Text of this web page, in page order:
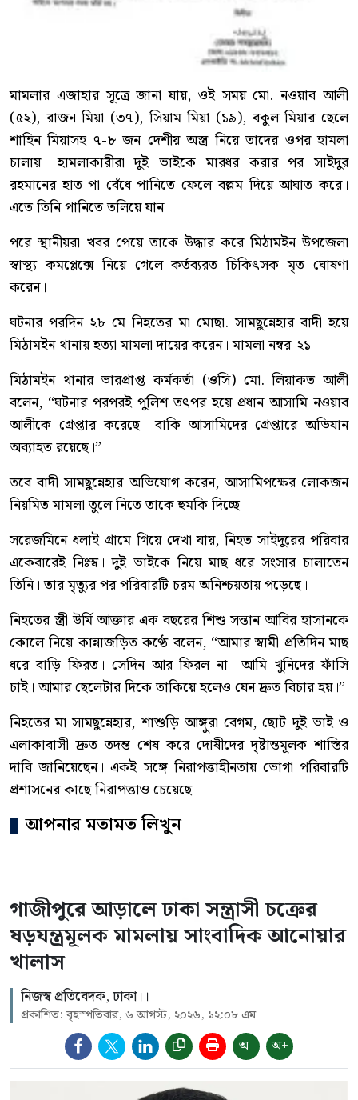
মামলার এজাহার সূত্রে জানা যায়, ওই সময় মো. নওয়াব আলী
(৫২), রাজন মিয়া (৩৭), সিয়াম মিয়া (১৯), বকুল মিয়ার ছেলে
শাহিন মিয়াসহ ৭-৮ জন দেশীয় অস্ত্র নিয়ে তাদের ওপর হামলা
চালায়। হামলাকারীরা দুই ভাইকে মারধর করার পর সাইদুর
রহমানের হাত-পা বেঁধে পানিতে ফেলে বল্লম দিয়ে আঘাত করে।
এতে তিনি পানিতে তলিয়ে যান।
পরে স্থানীয়রা খবর পেয়ে তাকে উদ্ধার করে মিঠামইন উপজেলা
স্বাস্থ্য কমপ্লেক্সে নিয়ে গেলে কর্তব্যরত চিকিৎসক মৃত ঘোষণা
করেন।
ঘটনার পরদিন ২৮ মে নিহতের মা মোছা. সামছুন্নেহার বাদী হয়ে
মিঠামইন থানায় হত্যা মামলা দায়ের করেন। মামলা নম্বর-২১।
মিঠামইন থানার ভারপ্রাপ্ত কর্মকর্তা (ওসি) মো. লিয়াকত আলী
বলেন, “ঘটনার পরপরই পুলিশ তৎপর হয়ে প্রধান আসামি নওয়াব
আলীকে গ্রেপ্তার করেছে। বাকি আসামিদের গ্রেপ্তারে অভিযান
অব্যাহত রয়েছে।”
তবে বাদী সামছুন্নেহার অভিযোগ করেন, আসামিপক্ষের লোকজন
নিয়মিত মামলা তুলে নিতে তাকে হুমকি দিচ্ছে।
সরেজমিনে ধলাই গ্রামে গিয়ে দেখা যায়, নিহত সাইদুরের পরিবার
একেবারেই নিঃস্ব। দুই ভাইকে নিয়ে মাছ ধরে সংসার চালাতেন
তিনি। তার মৃত্যুর পর পরিবারটি চরম অনিশ্চয়তায় পড়েছে।
নিহতের স্ত্রী উর্মি আক্তার এক বছরের শিশু সন্তান আবির হাসানকে
কোলে নিয়ে কান্নাজড়িত কণ্ঠে বলেন, “আমার স্বামী প্রতিদিন মাছ
ধরে বাড়ি ফিরত। সেদিন আর ফিরল না। আমি খুনিদের ফাঁসি
চাই। আমার ছেলেটার দিকে তাকিয়ে হলেও যেন দ্রুত বিচার হয়।”
নিহতের মা সামছুন্নেহার, শাশুড়ি আঙ্গুরা বেগম, ছোট দুই ভাই ও
এলাকাবাসী দ্রুত তদন্ত শেষ করে দোষীদের দৃষ্টান্তমূলক শাস্তির
দাবি জানিয়েছেন। একই সঙ্গে নিরাপত্তাহীনতায় ভোগা পরিবারটি
প্রশাসনের কাছে নিরাপত্তাও চেয়েছে।
আপনার মতামত লিখুন
গাজীপুরে আড়ালে ঢাকা সন্ত্রাসী চক্রের
ষড়যন্ত্রমূলক মামলায় সাংবাদিক আনোয়ার
খালাস
নিজস্ব প্রতিবেদক, ঢাকা।।
প্রকাশিত: বৃহস্পতিবার, ৬ আগস্ট, ২০২৬, ১২:০৮ এম
অ- অ+